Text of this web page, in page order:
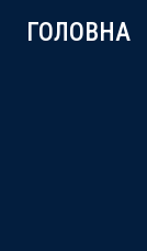
ГОЛОВНА